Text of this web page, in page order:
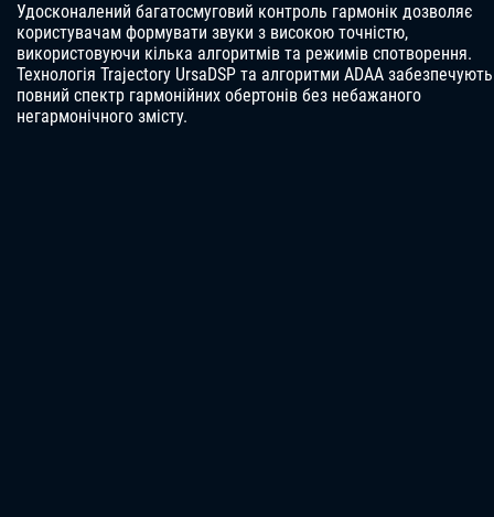
Удосконалений багатосмуговий контроль гармонік дозволяє
користувачам формувати звуки з високою точністю,
використовуючи кілька алгоритмів та режимів спотворення.
Технологія Trajectory UrsaDSP та алгоритми ADAA забезпечують
повний спектр гармонійних обертонів без небажаного
негармонічного змісту.